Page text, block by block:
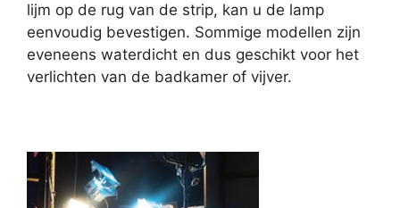
lijm op de rug van de strip, kan u de lamp
eenvoudig bevestigen. Sommige modellen zijn
eveneens waterdicht en dus geschikt voor het
verlichten van de badkamer of vijver.